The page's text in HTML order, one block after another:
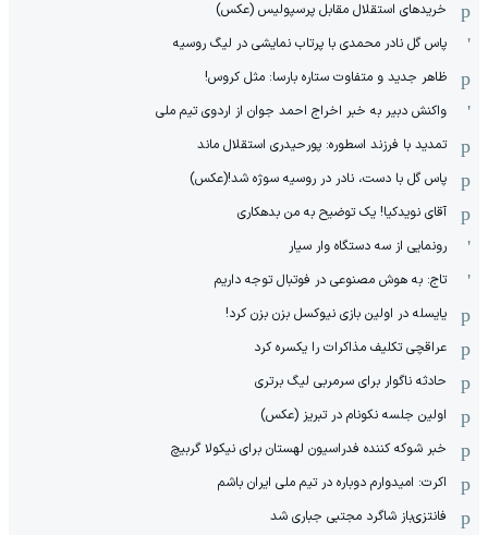
خریدهای استقلال مقابل پرسپولیس (عکس)
پاس گل نادر محمدی با پرتاب نمایشی در لیگ روسیه
ظاهر جدید و متفاوت ستاره بارسا: مثل کروس!
واکنش دبیر به خبر اخراج احمد جوان از اردوی تیم ملی
تمدید با فرزند اسطوره: پورحیدری استقلال ماند
پاس گل با دست، نادر در روسیه سوژه شد!(عکس)
آقای نویدکیا! یک توضیح به من بدهکاری
رونمایی از سه دستگاه وار سیار
تاج: به هوش مصنوعی در فوتبال توجه داریم
یایسله در اولین بازی نیوکسل بزن بزن کرد!
عراقچی تکلیف مذاکرات را یکسره کرد
حادثه ناگوار برای سرمربی لیگ برتری
اولین جلسه نکونام در تبریز (عکس)
خبر شوکه کننده فدراسیون لهستان برای نیکولا گربیچ
اکرت: امیدوارم دوباره در تیم ملی ایران باشم
فانتزی‌باز شاگرد مجتبی جباری شد